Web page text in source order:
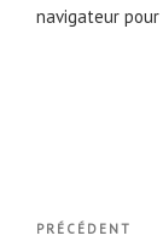
navigateur pour
Navigation
Article
PRÉCÉDENT